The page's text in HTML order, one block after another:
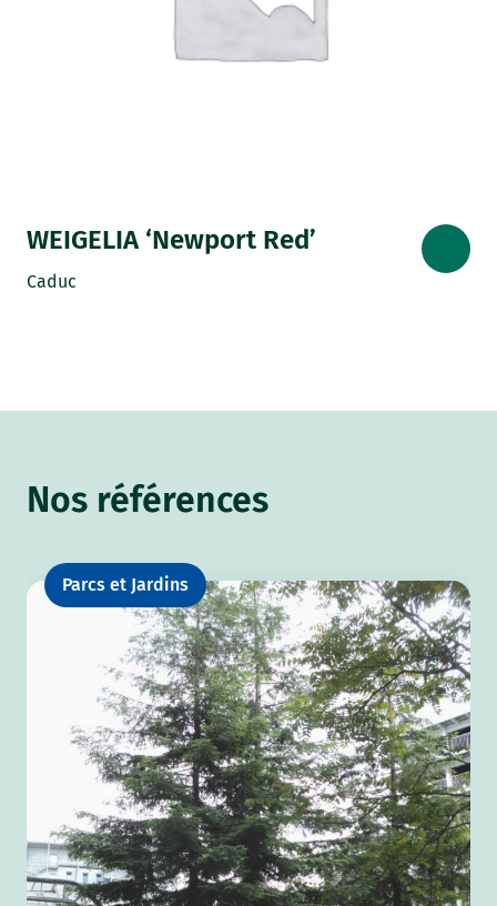
WEIGELIA ‘Newport Red’
Caduc
Nos références
Parcs et Jardins